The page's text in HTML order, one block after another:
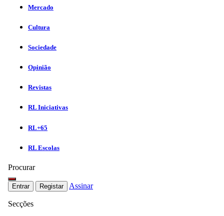
Mercado
Cultura
Sociedade
Opinião
Revistas
RL Iniciativas
RL+65
RL Escolas
Procurar
Entrar Registar Assinar
Secções